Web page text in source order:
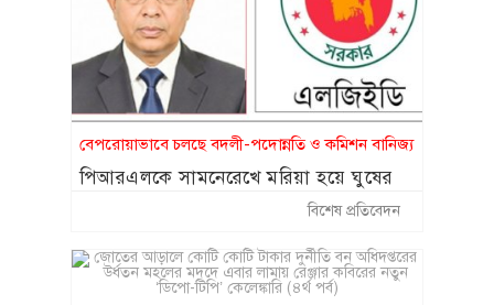
‘আয়নাঘরে’ বন্দি রাখা
হয়েছিল: চিফ প্রসিকিউটর
প্রধানমন্ত্রীর সঙ্গে সাক্ষাৎ:
অনুশ্রী পেল হারমোনিয়াম,
রাকিবের স্বপ্নপূরণ
বেপরোয়াভাবে চলছে বদলী-পদোন্নতি ও কমিশন বানিজ্য
পিআরএলকে সামনেরেখে মরিয়া হয়ে ঘুষের
রাজত্ব কায়েম করছেন এলজিইডি’র প্রধান
বিশেষ প্রতিবেদন